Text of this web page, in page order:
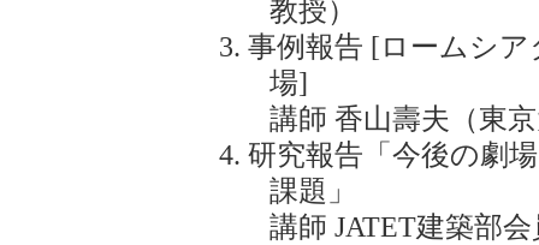
教授）
事例報告 [ロームシ
場]
講師 香山壽夫（東
研究報告「今後の劇
課題」
講師 JATET建築部会